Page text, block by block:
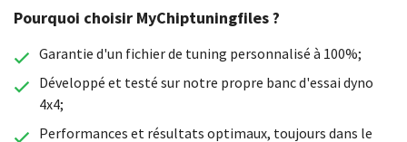
Pourquoi choisir MyChiptuningfiles ?
Garantie d'un fichier de tuning personnalisé à 100%;
Développé et testé sur notre propre banc d'essai dyno
4x4;
Performances et résultats optimaux, toujours dans le